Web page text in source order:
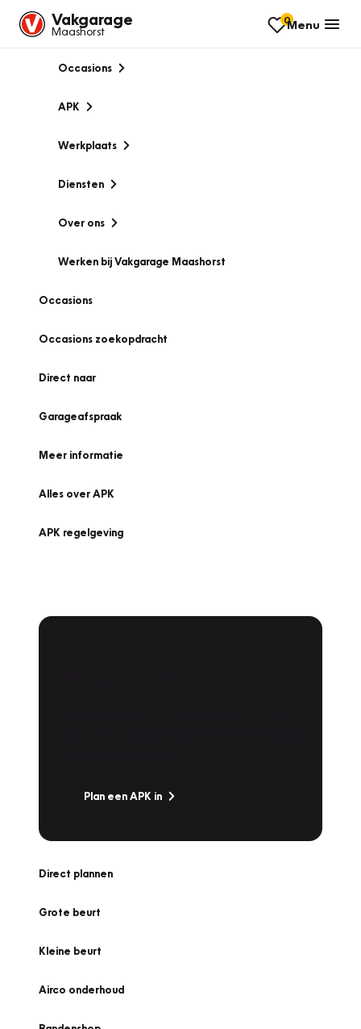
Vakgarage
Maashorst
0Menu
Occasions
APK
Werkplaats
Diensten
Over ons
Werken bij Vakgarage Maashorst
Occasions
Occasions zoekopdracht
Direct naar
Garageafspraak
Meer informatie
Alles over APK
APK regelgeving
Plan een APK in
Direct plannen
Grote beurt
Kleine beurt
Airco onderhoud